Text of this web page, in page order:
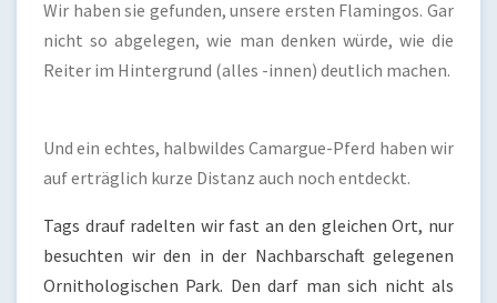
Wir haben sie gefunden, unsere ersten Flamingos. Gar
nicht so abgelegen, wie man denken würde, wie die
Reiter im Hintergrund (alles -innen) deutlich machen.
Und ein echtes, halbwildes Camargue-Pferd haben wir
auf erträglich kurze Distanz auch noch entdeckt.
Tags drauf radelten wir fast an den gleichen Ort, nur
besuchten wir den in der Nachbarschaft gelegenen
Ornithologischen Park. Den darf man sich nicht als